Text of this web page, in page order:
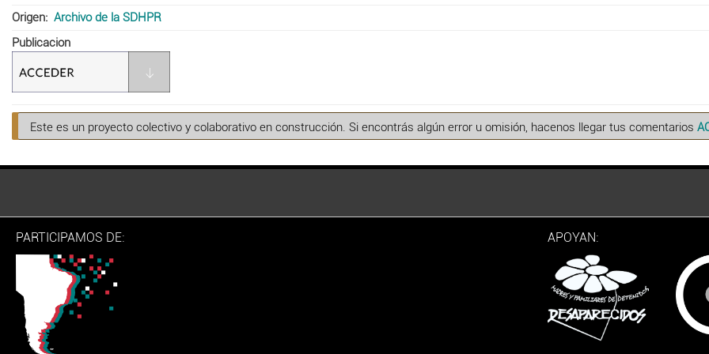
Origen
Archivo de la SDHPR
Publicacion
Este es un proyecto colectivo y colaborativo en construcción. Si encontrás algún error u omisión, hacenos llegar tus comentarios
PARTICIPAMOS DE: APOYAN: